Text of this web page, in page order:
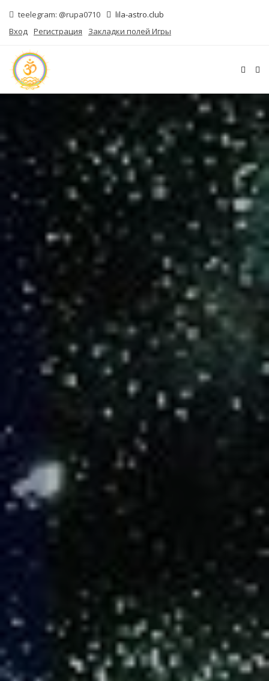
teelegram: @rupa0710
lila-astro.club
Вход Регистрация Закладки полей Игры